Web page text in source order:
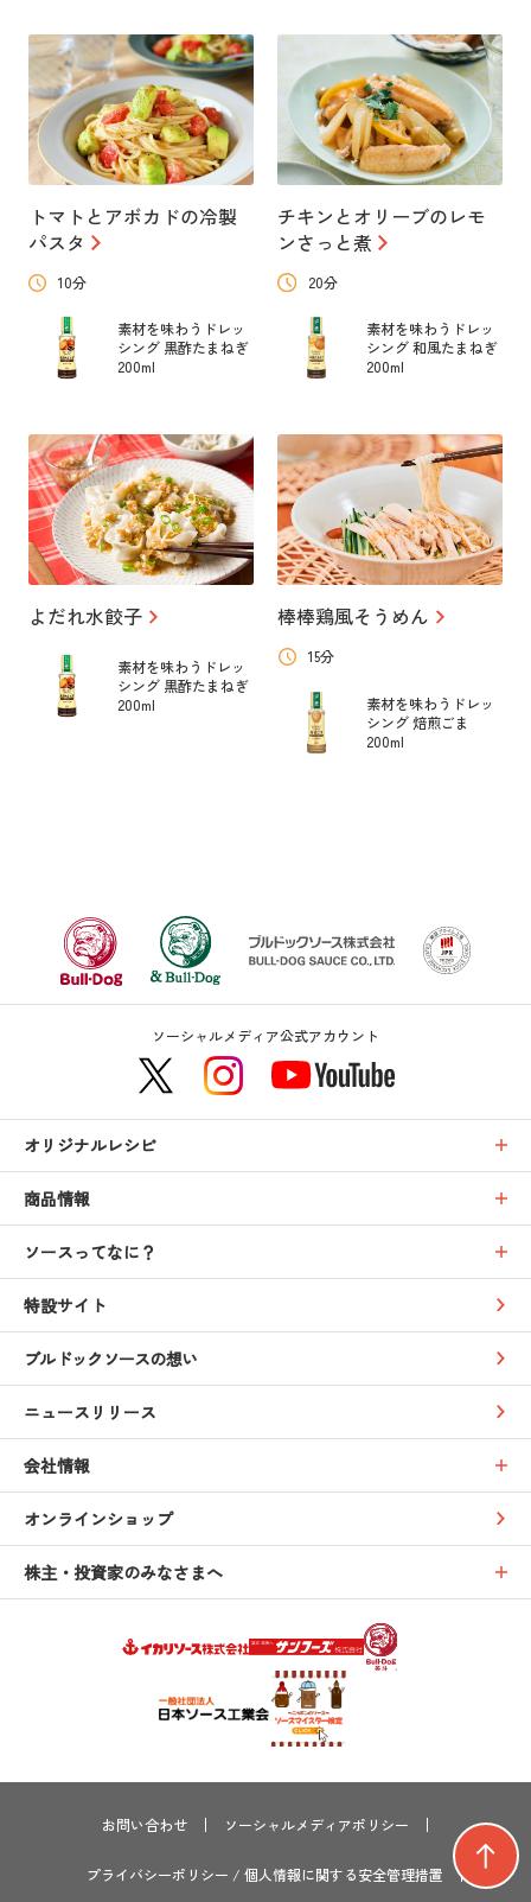
トマトとアボカドの冷製
パスタ
10分
素材を味わうドレッ
シング 黒酢たまねぎ
200ml
チキンとオリーブのレモ
ンさっと煮
20分
素材を味わうドレッ
シング 和風たまねぎ
200ml
よだれ水餃子
素材を味わうドレッ
シング 黒酢たまねぎ
200ml
棒棒鶏風そうめん
15分
素材を味わうドレッ
シング 焙煎ごま
200ml
ソーシャルメディア公式アカウント
オリジナルレシピ
商品情報
ソースってなに？
特設サイト
ブルドックソースの想い
ニュースリリース
会社情報
オンラインショップ
株主・投資家のみなさまへ
お問い合わせ ソーシャルメディアポリシー
プライバシーポリシー / 個人情報に関する安全管理措置